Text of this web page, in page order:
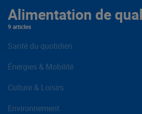
Alimentation de
9 articles
Santé du quotidien
Énergies & Mobilité
Culture & Loisirs
Environnement